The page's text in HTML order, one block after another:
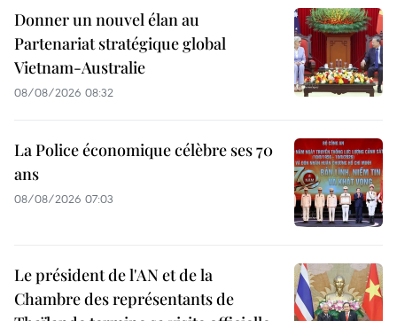
Donner un nouvel élan au
Partenariat stratégique global
Vietnam-Australie
08/08/2026 08:32
La Police économique célèbre ses 70
ans
08/08/2026 07:03
Le président de l'AN et de la
Chambre des représentants de